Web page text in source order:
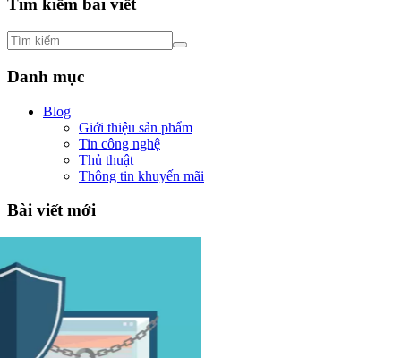
Tìm kiếm bài viết
Danh mục
Blog
Giới thiệu sản phẩm
Tin công nghệ
Thủ thuật
Thông tin khuyến mãi
Bài viết mới